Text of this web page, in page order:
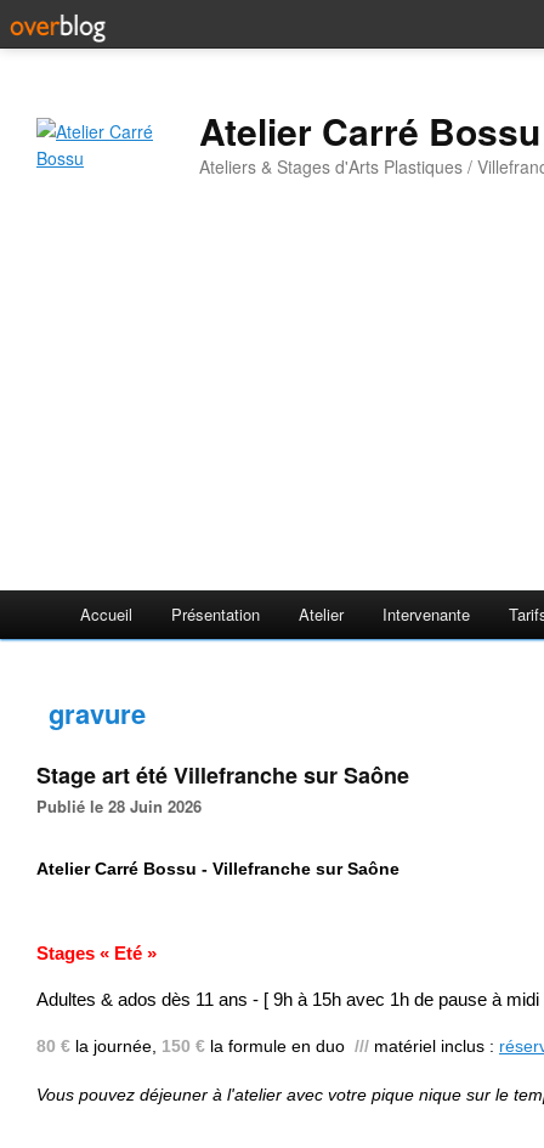
Atelier Carré Bossu
Ateliers & Stages d'Arts Plastiques /
Accueil Présentation Atelier Intervenante
gravure
Stage art été Villefranche sur Saône
Publié le 28 Juin 2026
Atelier Carré Bossu - Villefranche sur Saône
Stages « Eté »
Adultes & ados dès 11 ans - [ 9h à 15h avec 1h de pause à midi
80 € la journée, 150 € la formule en duo /// matériel inclus :
Vous pouvez déjeuner à l'atelier avec votre pique nique sur le